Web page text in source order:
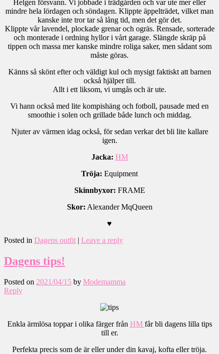
Helgen försvann. Vi jobbade i trädgården och var ute mer eller
mindre hela lördagen och söndagen. Klippte äppelträdet, vilket man
kanske inte tror tar så lång tid, men det gör det.
Klippte vår lavendel, plockade grenar och ogräs. Rensade, sorterade
och monterade i ordning hyllor i vårt garage. Slängde skräp på
tippen och massa mer kanske mindre roliga saker, men sådant som
måste göras.
Känns så skönt efter och väldigt kul och mysigt faktiskt att barnen
också hjälper till.
Allt i ett liksom, vi umgås och är ute.
Vi hann också med lite kompishäng och fotboll, pausade med en
smoothie i solen och grillade både lunch och middag.
Njuter av värmen idag också, för sedan verkar det bli lite kallare
igen.
Jacka: HM
Tröja: Equipment
Skinnbyxor: FRAME
Skor: Alexander MqQueen
♥
Posted in Dagens outfit | Leave a reply
Dagens tips!
Posted on 2021/04/15 by Modemamma
Reply
Enkla ärmlösa toppar i olika färger från HM får bli dagens lilla tips
till er.
Perfekta precis som de är eller under din kavaj, kofta eller tröja.